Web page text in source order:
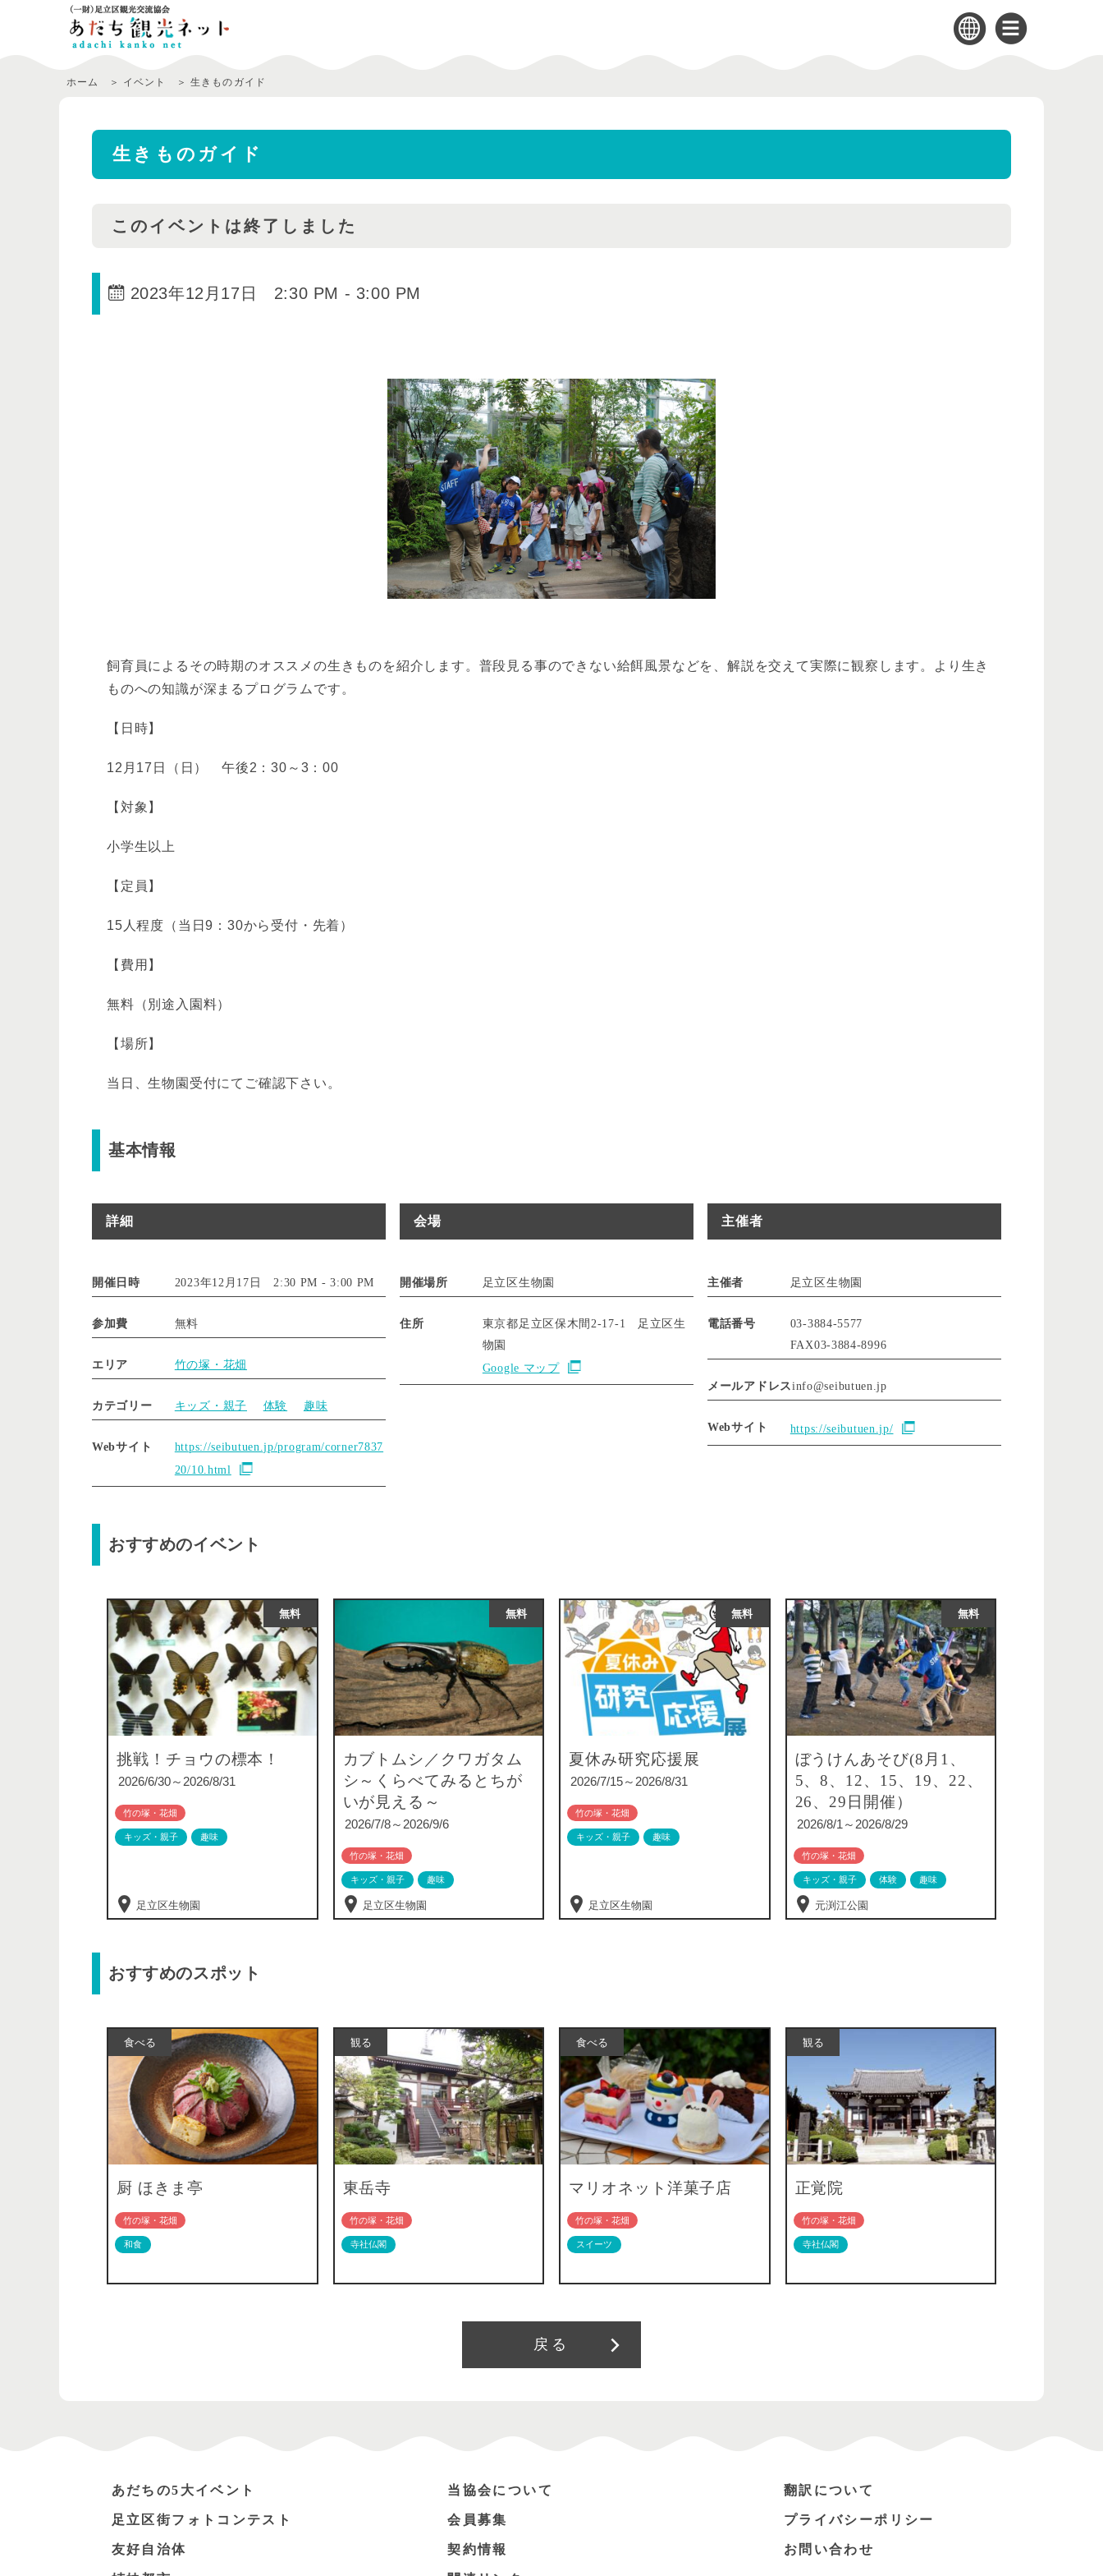
ホーム イベント 生きものガイド
生きものガイド
このイベントは終了しました
2023年12月17日 2:30 PM - 3:00 PM
飼育員によるその時期のオススメの生きものを紹介します。普段見る事のできない給餌風景などを、解説を交えて実際に観察します。より生き
ものへの知識が深まるプログラムです。
【日時】
12月17日（日） 午後2：30～3：00
【対象】
小学生以上
【定員】
15人程度（当日9：30から受付・先着）
【費用】
無料（別途入園料）
【場所】
当日、生物園受付にてご確認下さい。
基本情報
詳細
開催日時 2023年12月17日 2:30 PM -3:00 PM
参加費 無料
エリア 竹の塚・花畑
カテゴリー キッズ・親子 体験 趣味
Webサイト
https://seibutuen.jp/program/corner7837
20/10.html
会場
開催場所 足立区生物園
住所
東京都足立区保木間2-17-1 足立区生
物園
Google マップ
主催者
主催者 足立区生物園
電話番号
03-3884-5577
FAX03-3884-8996
メールアドレスinfo@seibutuen.jp
Webサイト https://seibutuen.jp/
おすすめのイベント
無料
挑戦！チョウの標本！
2026/6/30～2026/8/31
竹の塚・花畑
キッズ・親子 趣味
足立区生物園
無料
カブトムシ／クワガタム
シ～くらべてみるとちが
いが見える～
2026/7/8～2026/9/6
竹の塚・花畑
キッズ・親子 趣味
足立区生物園
無料
夏休み研究応援展
2026/7/15～2026/8/31
竹の塚・花畑
キッズ・親子 趣味
足立区生物園
無料
ぼうけんあそび(8月1、
5、8、12、15、19、22、
26、29日開催）
2026/8/1～2026/8/29
竹の塚・花畑
キッズ・親子 体験 趣味
元渕江公園
おすすめのスポット
食べる
厨 ほきま亭
竹の塚・花畑
和食
観る
東岳寺
竹の塚・花畑
寺社仏閣
食べる
マリオネット洋菓子店
竹の塚・花畑
スイーツ
観る
正覚院
竹の塚・花畑
寺社仏閣
戻る
あだちの5大イベント
足立区街フォトコンテスト
友好自治体
当協会について
会員募集
契約情報
翻訳について
プライバシーポリシー
お問い合わせ